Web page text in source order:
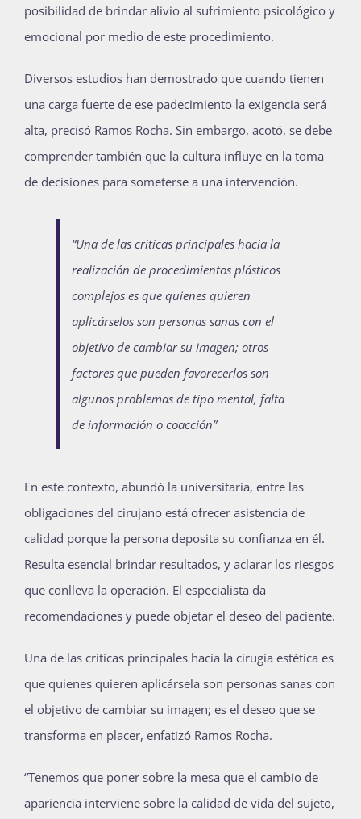
posibilidad de brindar alivio al sufrimiento psicológico y
emocional por medio de este procedimiento.
Diversos estudios han demostrado que cuando tienen
una carga fuerte de ese padecimiento la exigencia será
alta, precisó Ramos Rocha. Sin embargo, acotó, se debe
comprender también que la cultura influye en la toma
de decisiones para someterse a una intervención.
“Una de las críticas principales hacia la
realización de procedimientos plásticos
complejos es que quienes quieren
aplicárselos son personas sanas con el
objetivo de cambiar su imagen; otros
factores que pueden favorecerlos son
algunos problemas de tipo mental, falta
de información o coacción”
En este contexto, abundó la universitaria, entre las
obligaciones del cirujano está ofrecer asistencia de
calidad porque la persona deposita su confianza en él.
Resulta esencial brindar resultados, y aclarar los riesgos
que conlleva la operación. El especialista da
recomendaciones y puede objetar el deseo del paciente.
Una de las críticas principales hacia la cirugía estética es
que quienes quieren aplicársela son personas sanas con
el objetivo de cambiar su imagen; es el deseo que se
transforma en placer, enfatizó Ramos Rocha.
“Tenemos que poner sobre la mesa que el cambio de
apariencia interviene sobre la calidad de vida del sujeto,